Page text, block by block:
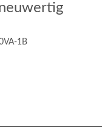
1B